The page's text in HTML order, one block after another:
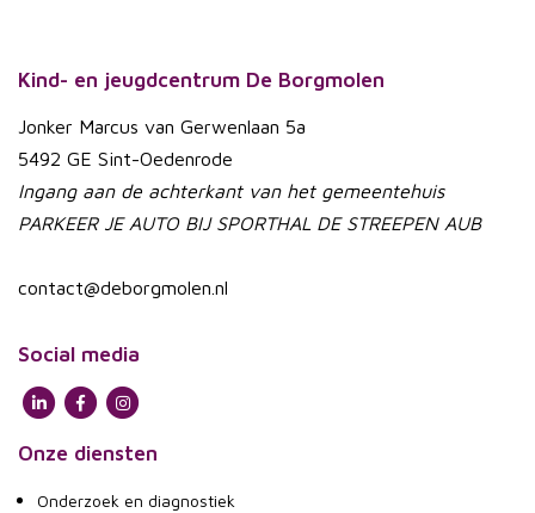
Kind- en jeugdcentrum De Borgmolen
Jonker Marcus van Gerwenlaan 5a
5492 GE Sint-Oedenrode
Ingang aan de achterkant van het gemeentehuis
PARKEER JE AUTO BIJ SPORTHAL DE STREEPEN AUB
contact@deborgmolen.nl
Social media
Onze diensten
Onderzoek en diagnostiek